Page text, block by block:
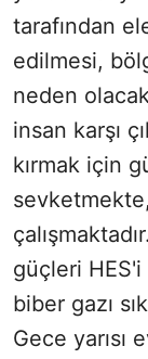
tarafından
edilmesi,
neden
insan karşı
kırmak için
güçleri HES'i
biber gazı
Gece yarısı